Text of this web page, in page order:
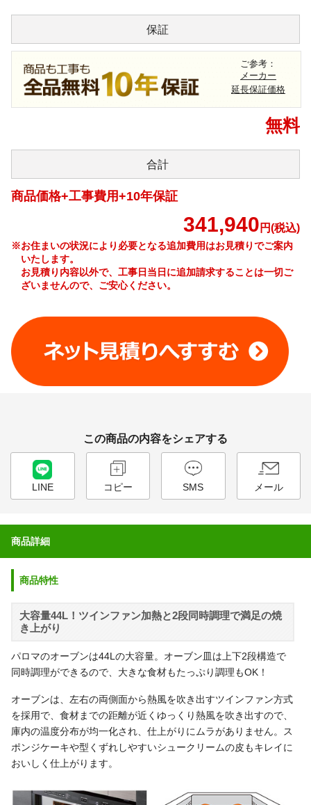
保証
ご参考：
メーカー
延長保証価格
無料
合計
商品価格+工事費用+10年保証
341,940 円(税込)
※お住まいの状況により必要となる追加費用はお見積りでご案内
いたします。
お見積り内容以外で、工事日当日に追加請求することは一切ご
ざいませんので、ご安心ください。
この商品の内容をシェアする
LINE コピー SMS メール
商品詳細
商品特性
大容量44L！ツインファン加熱と2段同時調理で満足の焼
き上がり
パロマのオーブンは44Lの大容量。オーブン皿は上下2段構造で
同時調理ができるので、大きな食材もたっぷり調理もOK！
オーブンは、左右の両側面から熱風を吹き出すツインファン方式
を採用で、食材までの距離が近くゆっくり熱風を吹き出すので、
庫内の温度分布が均一化され、仕上がりにムラがありません。ス
ポンジケーキや型くずれしやすいシュークリームの皮もキレイに
おいしく仕上がります。